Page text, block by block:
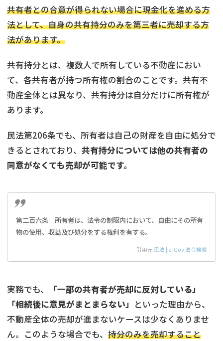
共有者との合意が得られない場合に現金化を進める方
法として、自身の共有持分のみを第三者に売却する方
法があります。
共有持分とは、複数人で所有している不動産におい
て、各共有者が持つ所有権の割合のことです。共有不
動産全体とは異なり、共有持分は自分だけに所有権が
あります。
民法第206条でも、所有者は自己の財産を自由に処分で
きるとされており、 共有持分については他の共有者の
同意がなくても売却が可能です。
第二百六条 所有者は、法令の制限内において、自由にその所有
物の使用、収益及び処分をする権利を有する。
引用元 民法 | e-Gov 法令検索
実務でも、
「一部の共有者が売却に反対している」
「相続後に意見がまとまらない」 といった理由から、
不動産全体の売却が進まないケースは少なくありませ
ん。このような場合でも、 持分のみを売却すること